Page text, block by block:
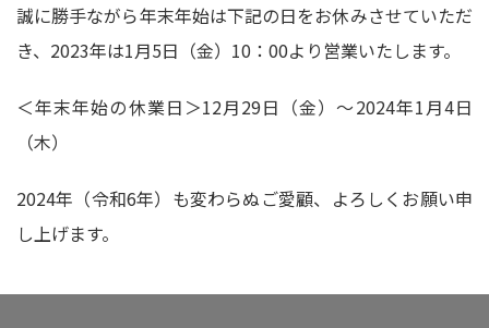
誠に勝手ながら年末年始は下記の日をお休みさせていただ
き、2023年は1月5日（金）10：00より営業いたします。
＜年末年始の休業日＞12月29日（金）～2024年1月4日
（木）
2024年（令和6年）も変わらぬご愛顧、よろしくお願い申
し上げます。